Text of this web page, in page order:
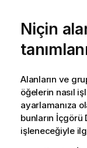
Niçin
Alanların ve
öğelerin nasıl
ayarlamanıza
bunların İçgörü
işleneceğiyle